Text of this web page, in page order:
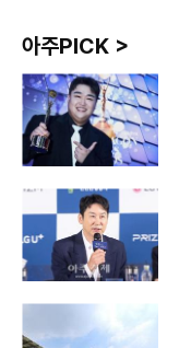
아주PICK >